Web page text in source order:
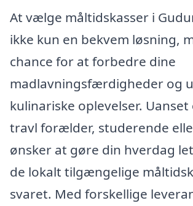
At vælge måltidskasser i
ikke kun en bekvem løsning,
chance for at forbedre dine
madlavningsfærdigheder og
kulinariske oplevelser.
travl forælder, studerende
ønsker at gøre din hverdag
de lokalt tilgængelige
svaret. Med forskellige